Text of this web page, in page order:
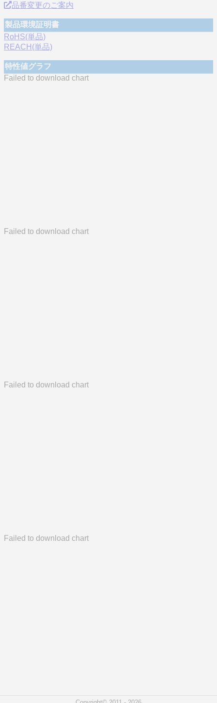
品番変更のご案内
製品環境証明書
RoHS(単品)
REACH(単品)
特性値グラフ
Failed to download chart
Failed to download chart
Failed to download chart
Failed to download chart